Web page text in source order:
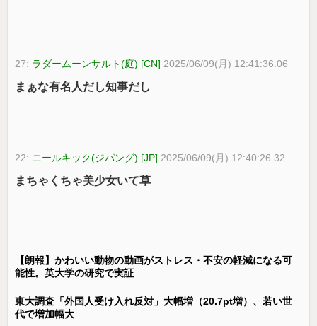
27: ラダームーンサルト(庭) [CN] 2025/06/09(月) 12:41:36.06
まぁな有名人だし知事だし
22: ニールキック(ジパング) [JP] 2025/06/09(月) 12:40:26.32
まちゃくちゃ美少女いて草
【朗報】かわいい動物の動画がストレス・不安の軽減になる可
能性。英大学の研究で実証
東大調査「外国人受け入れ反対」大幅増（20.7pt増）、若い世
代で増加幅大